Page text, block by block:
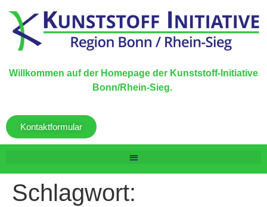
Willkommen auf der Homepage der Kunststoff-Initiative
Bonn/Rhein-Sieg.
Kontaktformular
Schlagwort: